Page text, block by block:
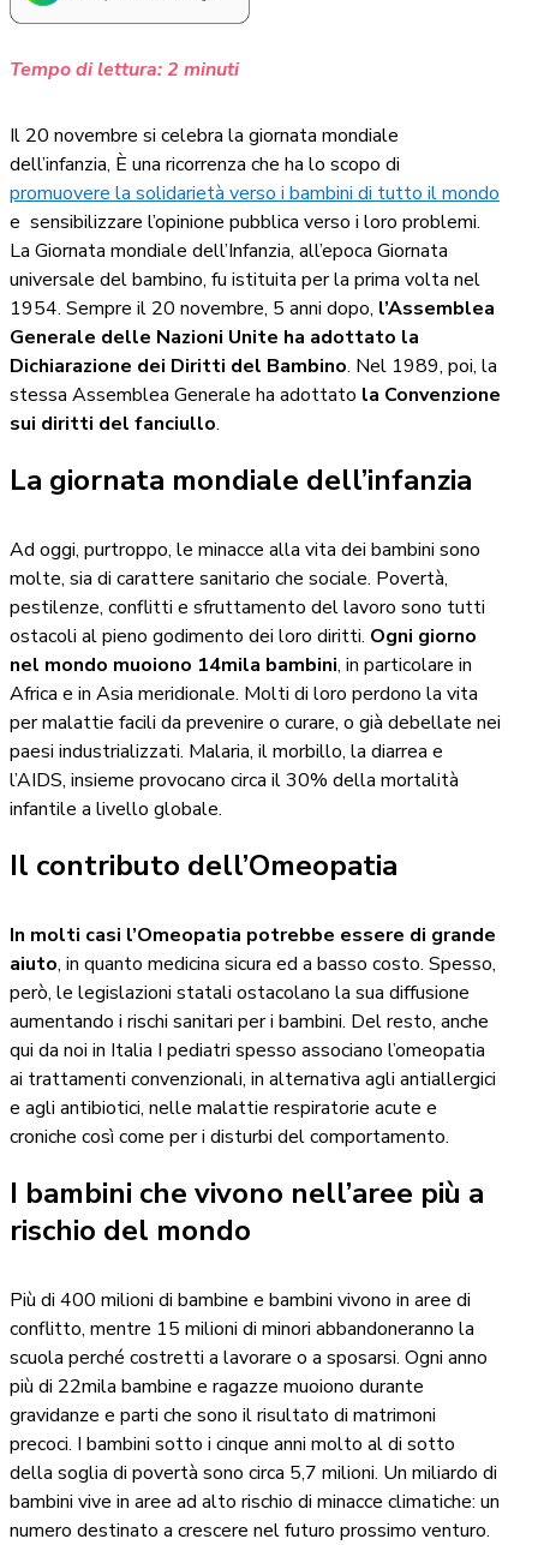
Tempo di lettura:2 minuti
Il 20 novembre si celebra la giornata mondiale
dell’infanzia, È una ricorrenza che ha lo scopo di
promuovere la solidarietà verso i bambini di tutto il mondo
e sensibilizzare l’opinione pubblica verso i loro problemi.
La Giornata mondiale dell’Infanzia, all’epoca Giornata
universale del bambino, fu istituita per la prima volta nel
1954. Sempre il 20 novembre, 5 anni dopo, l’Assemblea
Generale delle Nazioni Unite ha adottato la
Dichiarazione dei Diritti del Bambino. Nel 1989, poi, la
stessa Assemblea Generale ha adottato la Convenzione
sui diritti del fanciullo.
La giornata mondiale dell’infanzia
Ad oggi, purtroppo, le minacce alla vita dei bambini sono
molte, sia di carattere sanitario che sociale. Povertà,
pestilenze, conflitti e sfruttamento del lavoro sono tutti
ostacoli al pieno godimento dei loro diritti. Ogni giorno
nel mondo muoiono 14mila bambini, in particolare in
Africa e in Asia meridionale. Molti di loro perdono la vita
per malattie facili da prevenire o curare, o già debellate nei
paesi industrializzati. Malaria, il morbillo, la diarrea e
l’AIDS, insieme provocano circa il 30% della mortalità
infantile a livello globale.
Il contributo dell’Omeopatia
In molti casi l’Omeopatia potrebbe essere di grande
aiuto, in quanto medicina sicura ed a basso costo. Spesso,
però, le legislazioni statali ostacolano la sua diffusione
aumentando i rischi sanitari per i bambini. Del resto, anche
qui da noi in Italia I pediatri spesso associano l’omeopatia
ai trattamenti convenzionali, in alternativa agli antiallergici
e agli antibiotici, nelle malattie respiratorie acute e
croniche così come per i disturbi del comportamento.
I bambini che vivono nell’aree più a
rischio del mondo
Più di 400 milioni di bambine e bambini vivono in aree di
conflitto, mentre 15 milioni di minori abbandoneranno la
scuola perché costretti a lavorare o a sposarsi. Ogni anno
più di 22mila bambine e ragazze muoiono durante
gravidanze e parti che sono il risultato di matrimoni
precoci. I bambini sotto i cinque anni molto al di sotto
della soglia di povertà sono circa 5,7 milioni. Un miliardo di
bambini vive in aree ad alto rischio di minacce climatiche: un
numero destinato a crescere nel futuro prossimo venturo.